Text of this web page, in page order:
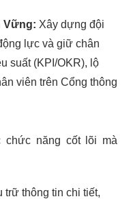
Vững: Xây dựng đội
lực và giữ chân
suất (KPI/OKR), lộ
viên trên Cổng thông
chức năng cốt lõi mà
trữ thông tin chi tiết,